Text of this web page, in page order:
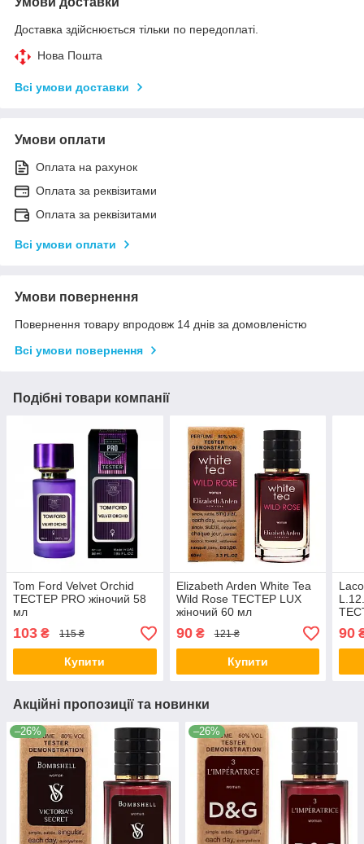
Доставка здійснюється тільки по передоплаті.
Нова Пошта
Всі умови доставки
Умови оплати
Оплата на рахунок
Оплата за реквізитами
Оплата за реквізитами
Всі умови оплати
Умови повернення
Повернення товару впродовж 14 днів за домовленістю
Всі умови повернення
Подібні товари компанії
Tom Ford Velvet Orchid
TECТЕР PRO жіночий 58
мл
103 ₴ 115 ₴
Купити
Elizabeth Arden White Tea
Wild Rose ТЕСТЕР LUX
жіночий 60 мл
90₴ 121 ₴
Купити
мл
90
Акційні пропозиції та новинки
–26% –26%